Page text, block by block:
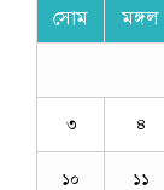
সোম মঙ্গল
৩ ৪
১০ ১১